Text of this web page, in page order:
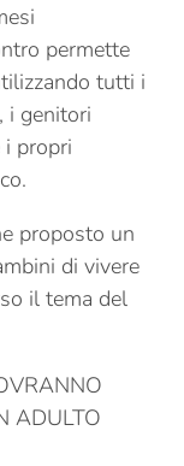
permette
tutti i
i genitori
propri
proposto un
di vivere
il tema del
ADULTO